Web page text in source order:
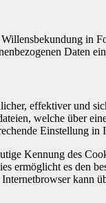
in
Daten
effektiver und
welche über
Einstellung
Kennung des
ermöglicht es den
kann